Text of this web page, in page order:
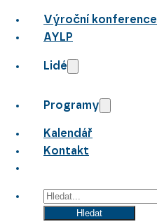
Výroční konference
AYLP
Lidé
Programy
Kalendář
Kontakt
Hledat
Hledat